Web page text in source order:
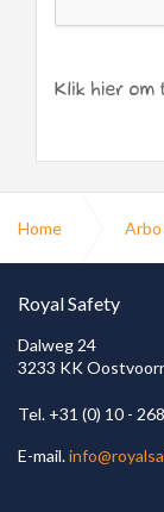
Home Arbo
Brandbeveiliging
koolmonoxide
Royal Safety
Dalweg 24
3233 KK
Tel. +31 (0) 10 -
E-mail.